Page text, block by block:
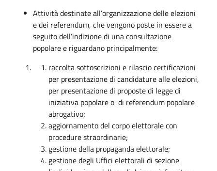
Attività destinate all’organizzazione delle elezioni
e dei referendum, che vengono poste in essere a
seguito dell’indizione di una consultazione
popolare e riguardano principalmente:
raccolta sottoscrizioni e rilascio certificazioni
per presentazione di candidature alle elezioni,
per presentazione di proposte di legge di
iniziativa popolare o di referendum popolare
abrogativo;
aggiornamento del corpo elettorale con
procedure straordinarie;
gestione della propaganda elettorale;
gestione degli Uffici elettorali di sezione